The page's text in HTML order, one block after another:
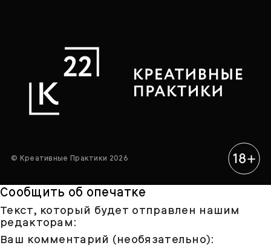
© Креативные Практики 2026
Сообщить об опечатке
Текст, который будет отправлен нашим
редакторам:
Ваш комментарий (необязательно):